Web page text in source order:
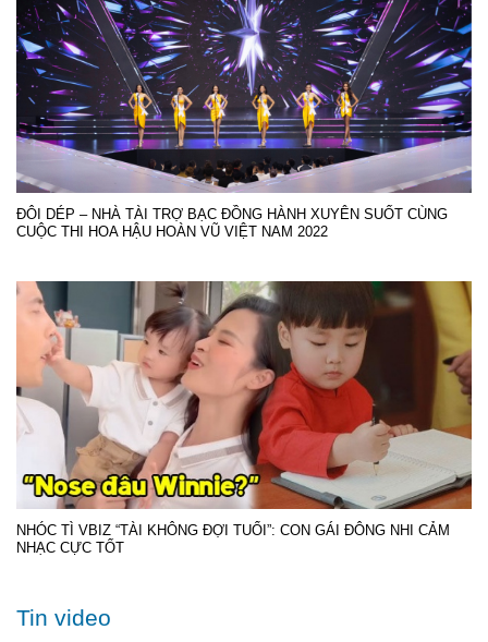
ĐÔI DÉP – NHÀ TÀI TRỢ BẠC ĐỒNG HÀNH XUYÊN SUỐT CÙNG
CUỘC THI HOA HẬU HOÀN VŨ VIỆT NAM 2022
NHÓC TÌ VBIZ “TÀI KHÔNG ĐỢI TUỔI”: CON GÁI ĐÔNG NHI CẢM
NHẠC CỰC TỐT
Tin video